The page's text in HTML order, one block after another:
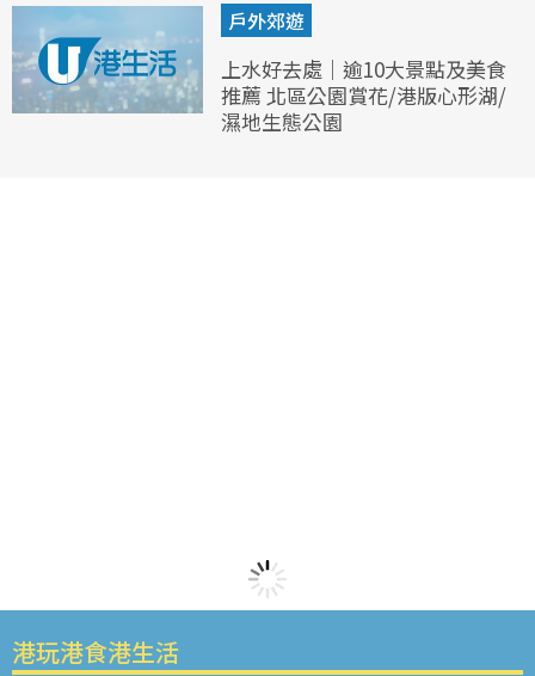
戶外郊遊
上水好去處｜逾10大景點及美食
推薦 北區公園賞花/港版心形湖/
濕地生態公園
港玩港食港生活